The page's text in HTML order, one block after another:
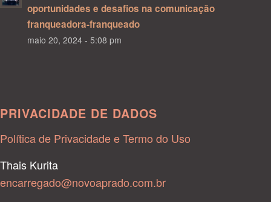
oportunidades e desafios na comunicação
franqueadora-franqueado
maio 20, 2024 - 5:08 pm
PRIVACIDADE DE DADOS
Política de Privacidade e Termo do Uso
Thais Kurita
encarregado@novoaprado.com.br